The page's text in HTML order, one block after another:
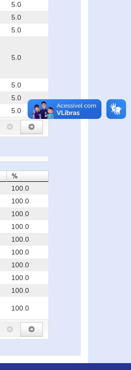
5.0
5.0
5.0
5.0
5.0
5.0
5.0
%
100.0
100.0
100.0
100.0
100.0
100.0
100.0
100.0
100.0
100.0